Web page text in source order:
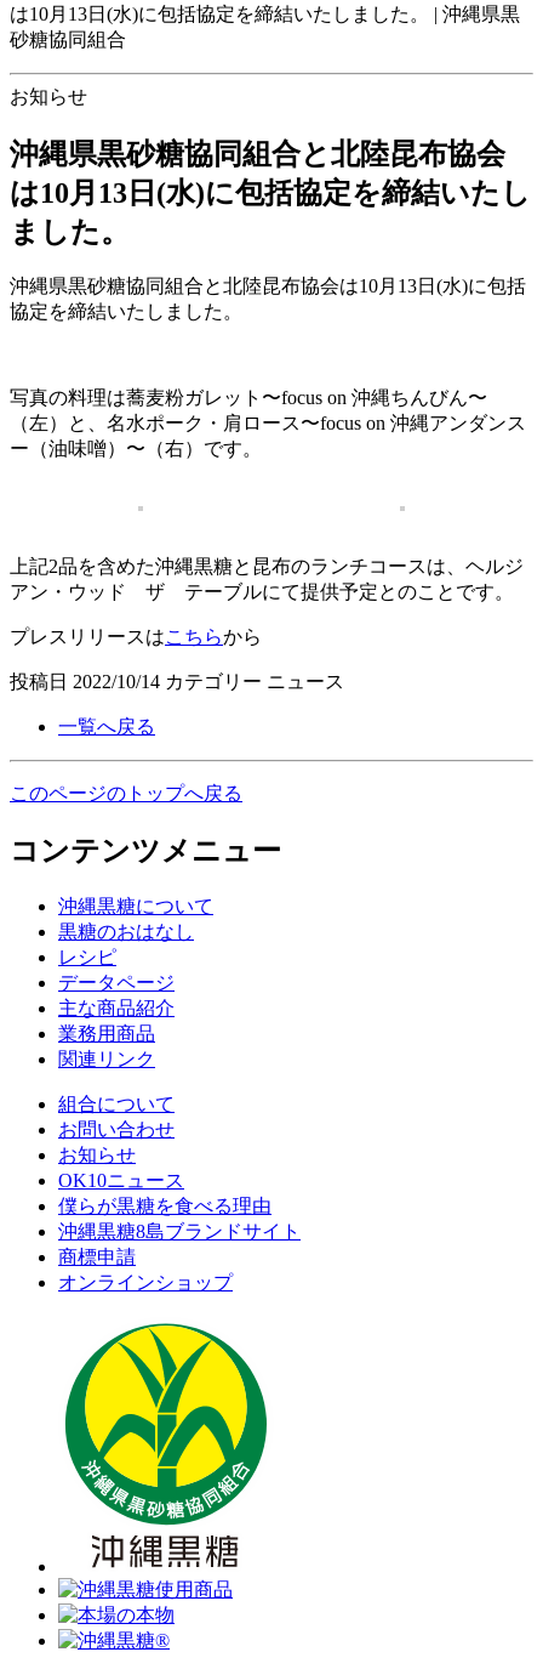
は10月13日(水)に包括協定を締結いたしました。 | 沖縄県黒
砂糖協同組合
お知らせ
沖縄県黒砂糖協同組合と北陸昆布協会
は10月13日(水)に包括協定を締結いたし
ました。
沖縄県黒砂糖協同組合と北陸昆布協会は10月13日(水)に包括
協定を締結いたしました。
写真の料理は蕎麦粉ガレット〜focus on 沖縄ちんびん〜
（左）と、名水ポーク・肩ロース〜focus on 沖縄アンダンス
ー（油味噌）〜（右）です。
上記2品を含めた沖縄黒糖と昆布のランチコースは、ヘルジ
アン・ウッド ザ テーブルにて提供予定とのことです。
プレスリリースはこちらから
投稿日 2022/10/14 カテゴリー ニュース
一覧へ戻る
このページのトップへ戻る
コンテンツメニュー
沖縄黒糖について
黒糖のおはなし
レシピ
データページ
主な商品紹介
業務用商品
関連リンク
組合について
お問い合わせ
お知らせ
OK10ニュース
僕らが黒糖を食べる理由
沖縄黒糖8島ブランドサイト
商標申請
オンラインショップ